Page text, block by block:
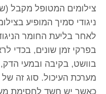
צילומים המטופל מקבל
ניגודי סמיך המופיע
לאחר בליעת החומר
בפרקי זמן שונים, בכדי
בוושט, בקיבה ובמעי
מערכת העיכול. סוג זה
כאשר יש חשד לחסימת